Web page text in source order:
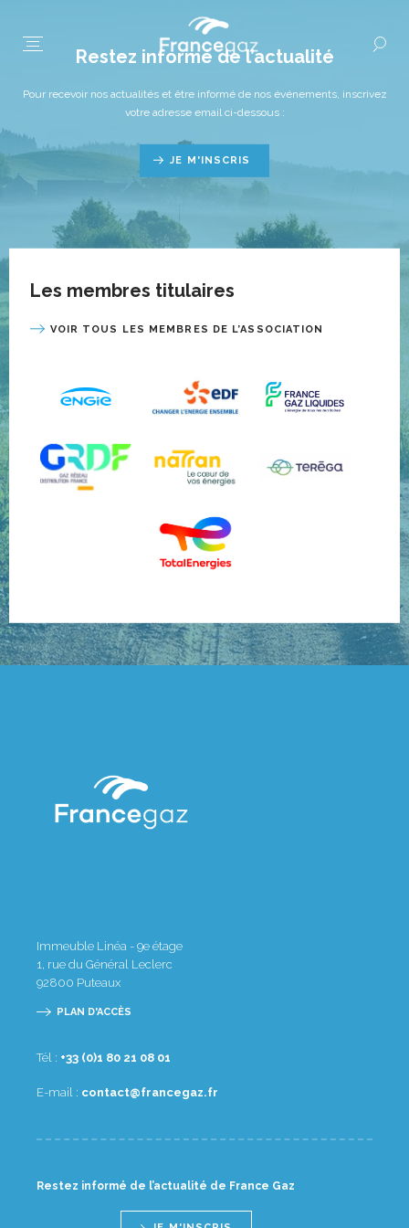
Restez informé de l’actualité
Pour recevoir nos actualités et être informé de nos événements, inscrivez
votre adresse email ci-dessous :
JE M'INSCRIS
Les membres titulaires
VOIR TOUS LES MEMBRES DE L’ASSOCIATION
Immeuble Linéa - 9e étage
1, rue du Général Leclerc
92800 Puteaux
PLAN D'ACCÈS
Tél : 10 80 12 08 1(0) 33+
E-mail : rf.zagecnarf@tcatnoc
Restez informé de l’actualité de France Gaz